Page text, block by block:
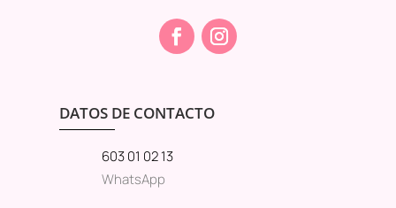
DATOS DE CONTACTO
603 01 02 13
WhatsApp